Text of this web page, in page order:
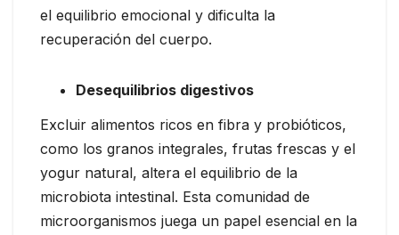
el equilibrio emocional y dificulta la
recuperación del cuerpo.
Desequilibrios digestivos
Excluir alimentos ricos en fibra y probióticos,
como los granos integrales, frutas frescas y el
yogur natural, altera el equilibrio de la
microbiota intestinal. Esta comunidad de
microorganismos juega un papel esencial en la